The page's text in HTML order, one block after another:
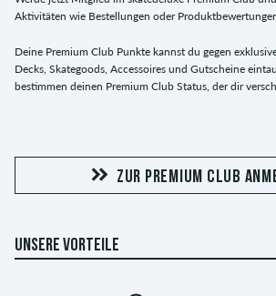
Aktivitäten wie Bestellungen oder
Deine Premium Club Punkte kannst du gegen
Decks, Skategoods, Accessoires und Gutscheine
bestimmen deinen Premium Club Status, der dir
ZUR PREMIUM CLUB
UNSERE VORTEILE